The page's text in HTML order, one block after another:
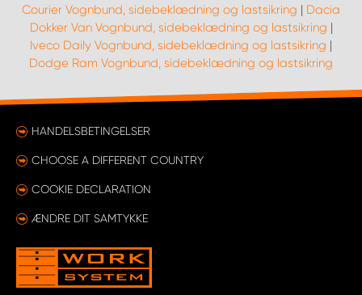
Courier Vognbund, sidebeklædning og lastsikring | Dacia
Dokker Van Vognbund, sidebeklædning og lastsikring |
Iveco Daily Vognbund, sidebeklædning og lastsikring |
Dodge Ram Vognbund, sidebeklædning og lastsikring
HANDELSBETINGELSER
CHOOSE A DIFFERENT COUNTRY
COOKIE DECLARATION
ÆNDRE DIT SAMTYKKE